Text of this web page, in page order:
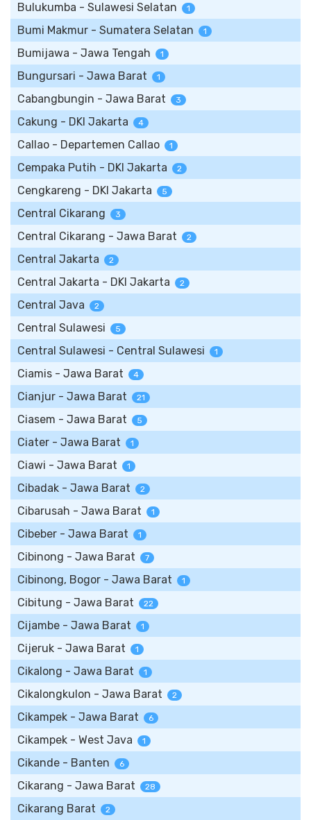
Bulukumba - Sulawesi Selatan 1
Bumi Makmur - Sumatera Selatan 1
Bumijawa - Jawa Tengah 1
Bungursari - Jawa Barat 1
Cabangbungin - Jawa Barat 3
Cakung - DKI Jakarta 4
Callao - Departemen Callao 1
Cempaka Putih - DKI Jakarta 2
Cengkareng - DKI Jakarta 5
Central Cikarang 3
Central Cikarang - Jawa Barat 2
Central Jakarta 2
Central Jakarta - DKI Jakarta 2
Central Java 2
Central Sulawesi 5
Central Sulawesi - Central Sulawesi 1
Ciamis - Jawa Barat 4
Cianjur - Jawa Barat 21
Ciasem - Jawa Barat 5
Ciater - Jawa Barat 1
Ciawi - Jawa Barat 1
Cibadak - Jawa Barat 2
Cibarusah - Jawa Barat 1
Cibeber - Jawa Barat 1
Cibinong - Jawa Barat 7
Cibinong, Bogor - Jawa Barat 1
Cibitung - Jawa Barat 22
Cijambe - Jawa Barat 1
Cijeruk - Jawa Barat 1
Cikalong - Jawa Barat 1
Cikalongkulon - Jawa Barat 2
Cikampek - Jawa Barat 6
Cikampek - West Java 1
Cikande - Banten 6
Cikarang - Jawa Barat 28
Cikarang Barat 2